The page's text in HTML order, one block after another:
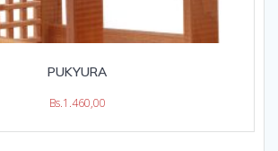
PUKYURA
Bs.1.460,00